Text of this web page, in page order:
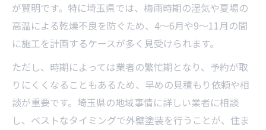
が賢明です。特に埼玉県では、梅雨時期の湿気や夏場の
高温による乾燥不良を防ぐため、4～6月や9～11月の間
に施工を計画するケースが多く見受けられます。
ただし、時期によっては業者の繁忙期となり、予約が取
りにくくなることもあるため、早めの見積もり依頼や相
談が重要です。埼玉県の地域事情に詳しい業者に相談
し、ベストなタイミングで外壁塗装を行うことが、住ま